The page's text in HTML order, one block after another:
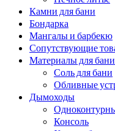
Камни для бани
Бондарка
Мангалы и барбекю
Сопутствующие
Материалы для
Соль для бани
Обливные
Дымоходы
Консоль